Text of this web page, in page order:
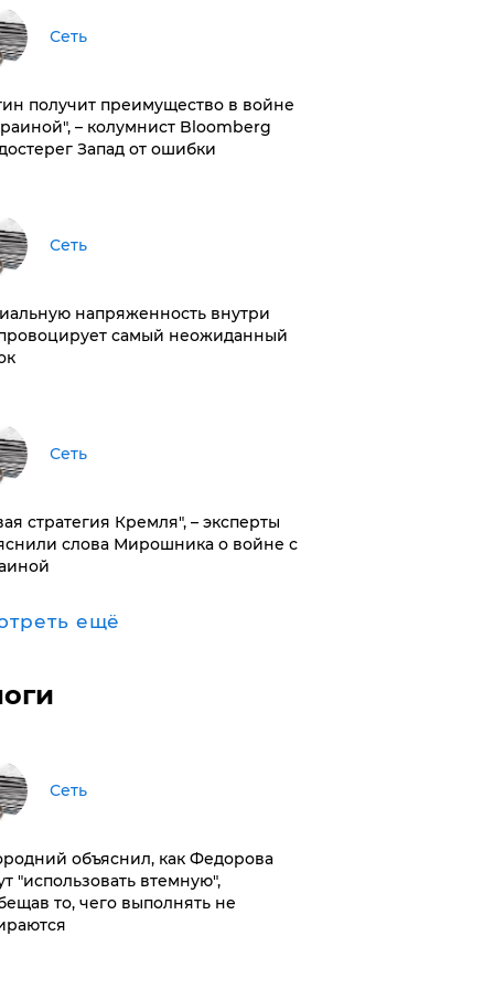
Сеть
получит преимущество в войне
– колумнист Bloomberg
Запад от ошибки
Сеть
напряженность внутри
самый неожиданный
Сеть
стратегия Кремля", – эксперты
слова Мирошника о войне с
ещё
Сеть
объяснил, как Федорова
"использовать втемную",
то, чего выполнять не